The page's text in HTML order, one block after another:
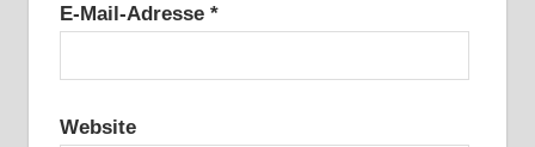
E-Mail-Adresse *
Website